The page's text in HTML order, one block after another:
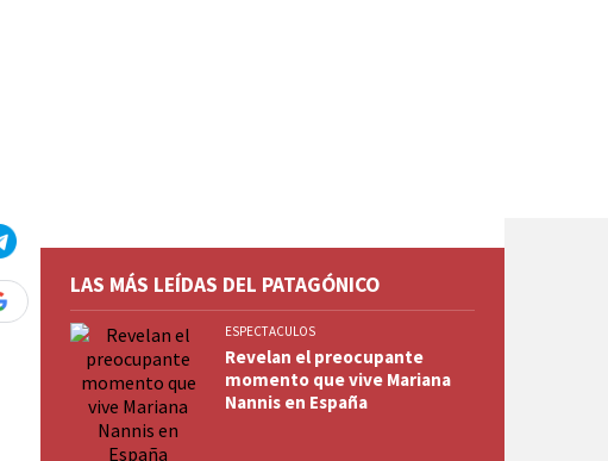
LAS MÁS LEÍDAS DEL PATAGÓNICO
ESPECTACULOS
Revelan el preocupante
momento que vive Mariana
Nannis en España